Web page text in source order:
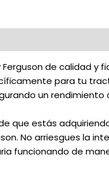
de calidad y
para tu
un
de que estás
No arriesgues la
funcionando de